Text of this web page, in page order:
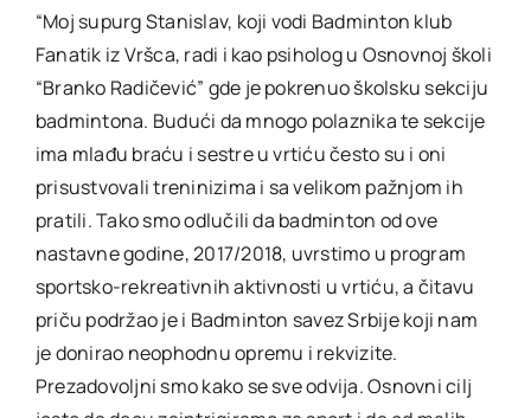
“Moj supurg Stanislav, koji vodi Badminton klub
Fanatik iz Vršca, radi i kao psiholog u Osnovnoj školi
“Branko Radičević” gde je pokrenuo školsku sekciju
badmintona. Budući da mnogo polaznika te sekcije
ima mlađu braću i sestre u vrtiću često su i oni
prisustvovali treninizima i sa velikom pažnjom ih
pratili. Tako smo odlučili da badminton od ove
nastavne godine, 2017/2018, uvrstimo u program
sportsko-rekreativnih aktivnosti u vrtiću, a čitavu
priču podržao je i Badminton savez Srbije koji nam
je donirao neophodnu opremu i rekvizite.
Prezadovoljni smo kako se sve odvija. Osnovni cilj